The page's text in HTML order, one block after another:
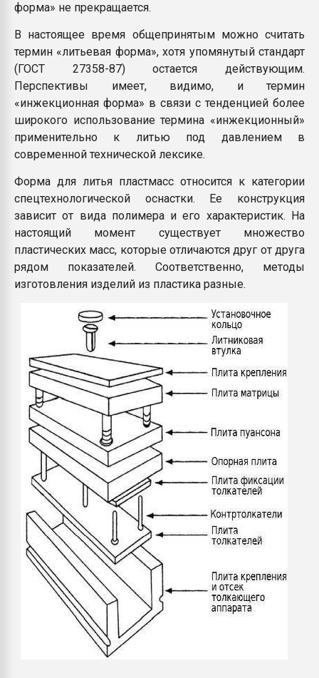
форма» не прекращается.
В настоящее время общепринятым можно считать
термин «литьевая форма», хотя упомянутый стандарт
(ГОСТ 27358-87) остается действующим.
Перспективы имеет, видимо, и термин
«инжекционная форма» в связи с тенденцией более
широкого использование термина «инжекционный»
применительно к литью под давлением в
современной технической лексике.
Форма для литья пластмасс относится к категории
спецтехнологической оснастки. Ее конструкция
зависит от вида полимера и его характеристик. На
настоящий момент существует множество
пластических масс, которые отличаются друг от друга
рядом показателей. Соответственно, методы
изготовления изделий из пластика разные.